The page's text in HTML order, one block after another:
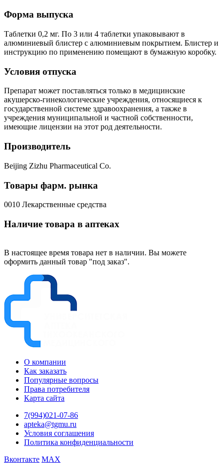
Форма выпуска
Таблетки 0,2 мг. По 3 или 4 таблетки упаковывают в
алюминиевый блистер с алюминиевым покрытием. Блистер и
инструкцию по применению помещают в бумажную коробку.
Условия отпуска
Препарат может поставляться только в медицинские
акушерско-гинекологические учреждения, относящиеся к
государственной системе здравоохранения, а также в
учреждения муниципальной и частной собственности,
имеющие лицензии на этот род деятельности.
Производитель
Beijing Zizhu Pharmaceutical Co.
Товары фарм. рынка
0010 Лекарственные средства
Наличие товара в аптеках
В настоящее время товара нет в наличии. Вы можете
оформить данный товар "под заказ".
О компании
Как заказать
Популярные вопросы
Права потребителя
Карта сайта
7(994)021-07-86
apteka@tgmu.ru
Условия соглашения
Политика конфиденциальности
Вконтакте MAX